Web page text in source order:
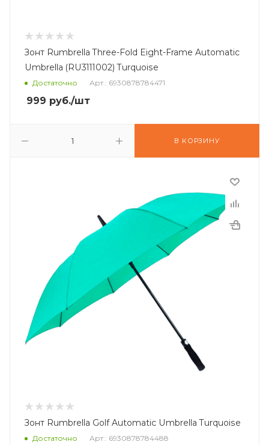
Зонт Rumbrella Three-Fold Eight-Frame Automatic
Umbrella (RU3111002) Turquoise
Достаточно Арт.: 6930878784471
999 руб./шт
В КОРЗИНУ
Зонт Rumbrella Golf Automatic Umbrella Turquoise
Достаточно Арт.: 6930878784488